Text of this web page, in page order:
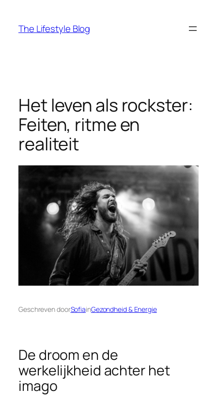
The Lifestyle Blog
Het leven als rockster:
Feiten, ritme en
realiteit
Geschreven doorSofiainGezondheid & Energie
De droom en de
werkelijkheid achter het
imago